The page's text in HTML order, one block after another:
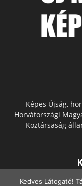
Képes Újság,
Horvátországi
Köztársaság
Kedves Látogató!